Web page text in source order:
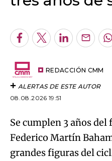
Facebook
TwitterLinkedInEnviar
REDACCIÓN CMM
ALERTAS DE ESTE AUTOR
08.08.2026 19:51
Se cumplen 3 años
Federico Martín
grandes figuras del